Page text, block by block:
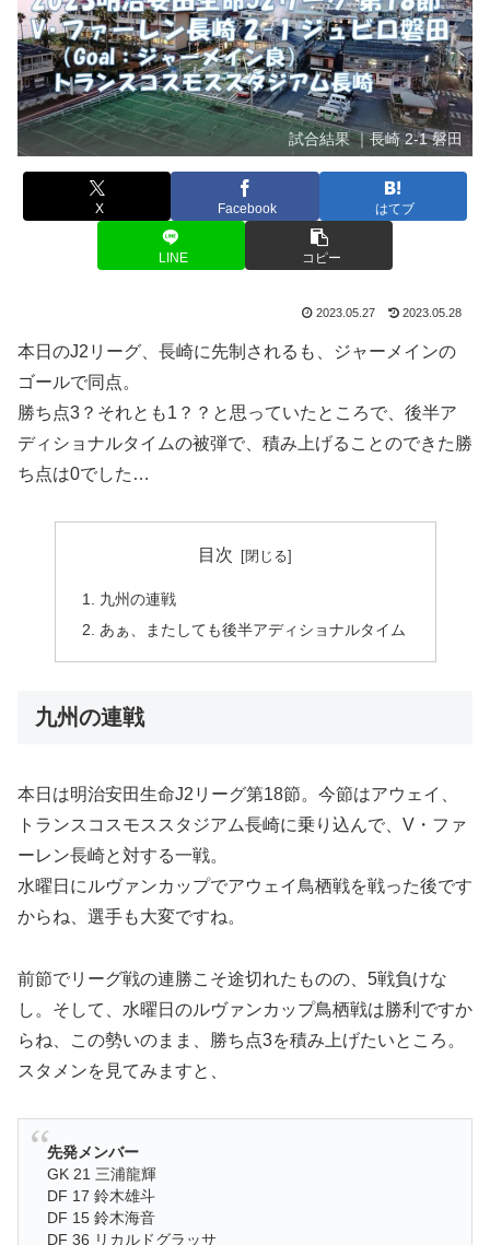
試合結果 ｜長崎 2-1 磐田
X Facebook はてブ
LINE コピー
2023.05.27 2023.05.28
本日のJ2リーグ、長崎に先制されるも、ジャーメインの
ゴールで同点。
勝ち点3？それとも1？？と思っていたところで、後半ア
ディショナルタイムの被弾で、積み上げることのできた勝
ち点は0でした…
目次
九州の連戦
あぁ、またしても後半アディショナルタイム
九州の連戦
本日は明治安田生命J2リーグ第18節。今節はアウェイ、
トランスコスモススタジアム長崎に乗り込んで、V・ファ
ーレン長崎と対する一戦。
水曜日にルヴァンカップでアウェイ鳥栖戦を戦った後です
からね、選手も大変ですね。
前節でリーグ戦の連勝こそ途切れたものの、5戦負けな
し。そして、水曜日のルヴァンカップ鳥栖戦は勝利ですか
らね、この勢いのまま、勝ち点3を積み上げたいところ。
スタメンを見てみますと、
先発メンバー
GK 21 三浦龍輝
DF 17 鈴木雄斗
DF 15 鈴木海音
DF 36 リカルドグラッサ